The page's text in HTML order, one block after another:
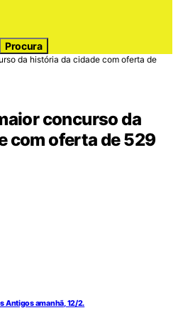
Procura
da história da cidade com oferta de
concurso da
com oferta de 529
Antigos amanhã, 12/2.